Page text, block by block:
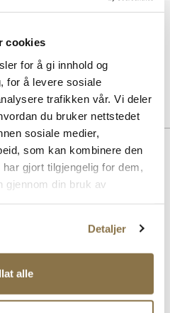
cookies
for å gi innhold og
for å levere sosiale
trafikken vår. Vi deler
du bruker nettstedet
sosiale medier,
som kan kombinere den
gjort tilgjengelig for dem,
gjennom din bruk av
Detaljer
alle
produkter